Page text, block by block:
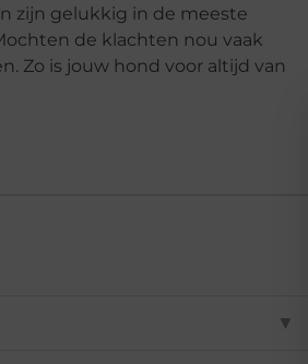
zijn gelukkig in de meeste
de klachten nou vaak
Zo is jouw hond voor altijd van
▼